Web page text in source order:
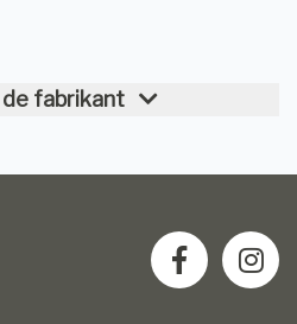
fabrikant